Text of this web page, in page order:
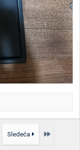
Sledeća Poslednja